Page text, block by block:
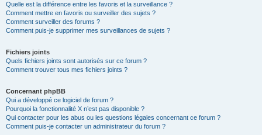
Quelle est la différence entre les favoris et la surveillance ?
Comment mettre en favoris ou surveiller des sujets ?
Comment surveiller des forums ?
Comment puis-je supprimer mes surveillances de sujets ?
Fichiers joints
Quels fichiers joints sont autorisés sur ce forum ?
Comment trouver tous mes fichiers joints ?
Concernant phpBB
Qui a développé ce logiciel de forum ?
Pourquoi la fonctionnalité X n’est pas disponible ?
Qui contacter pour les abus ou les questions légales concernant ce forum ?
Comment puis-je contacter un administrateur du forum ?